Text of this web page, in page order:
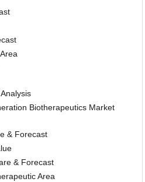
Biotherapeutics Market
& Forecast
& Forecast
Area